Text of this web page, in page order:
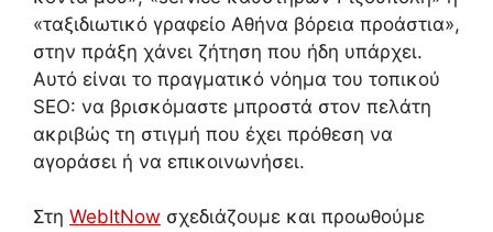
«ταξιδιωτικό γραφείο Αθήνα βόρεια προάστια»,
στην πράξη χάνει ζήτηση που ήδη υπάρχει.
Αυτό είναι το πραγματικό νόημα του τοπικού
SEO: να βρισκόμαστε μπροστά στον πελάτη
ακριβώς τη στιγμή που έχει πρόθεση να
αγοράσει ή να επικοινωνήσει.
Στη WebItNow σχεδιάζουμε και προωθούμε